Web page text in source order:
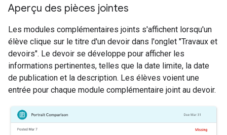
Aperçu des pièces jointes
Les modules complémentaires joints s'affichent lorsqu'un
élève clique sur le titre d'un devoir dans l'onglet "Travaux et
devoirs". Le devoir se développe pour afficher les
informations pertinentes, telles que la date limite, la date
de publication et la description. Les élèves voient une
entrée pour chaque module complémentaire joint au devoir.